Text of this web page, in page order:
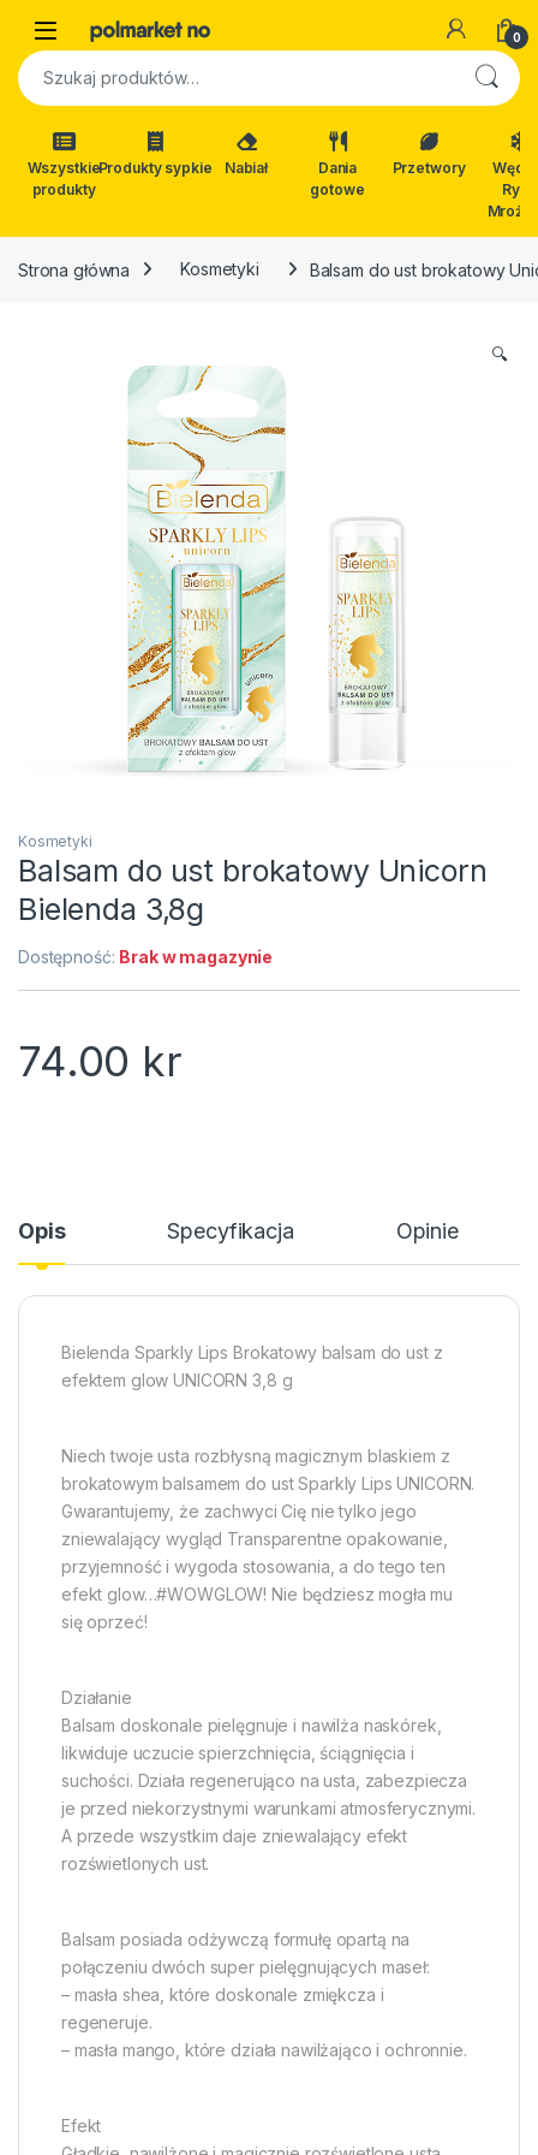
Open 0
Szukaj:
Wszystkie
produkty
Produkty sypkie Nabiał
Dania
gotowe
Przetwory
Ryby
Strona główna Kosmetyki Balsam do ust brokatowy
🔍
Kosmetyki
Balsam do ust brokatowy Unicorn
Bielenda 3,8g
Dostępność: Brak w magazynie
74.00 kr
Opis Specyfikacja Opinie
Bielenda Sparkly Lips Brokatowy balsam do ust z
efektem glow UNICORN 3,8 g
Niech twoje usta rozbłysną magicznym blaskiem z
brokatowym balsamem do ust Sparkly Lips UNICORN.
Gwarantujemy, że zachwyci Cię nie tylko jego
zniewalający wygląd Transparentne opakowanie,
przyjemność i wygoda stosowania, a do tego ten
efekt glow…#WOWGLOW! Nie będziesz mogła mu
się oprzeć!
Działanie
Balsam doskonale pielęgnuje i nawilża naskórek,
likwiduje uczucie spierzchnięcia, ściągnięcia i
suchości. Działa regenerująco na usta, zabezpiecza
je przed niekorzystnymi warunkami atmosferycznymi.
A przede wszystkim daje zniewalający efekt
rozświetlonych ust.
Balsam posiada odżywczą formułę opartą na
połączeniu dwóch super pielęgnujących maseł:
– masła shea, które doskonale zmiękcza i
regeneruje.
– masła mango, które działa nawilżająco i ochronnie.
Efekt